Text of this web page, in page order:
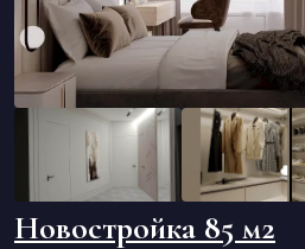
Новостройка 85 м2